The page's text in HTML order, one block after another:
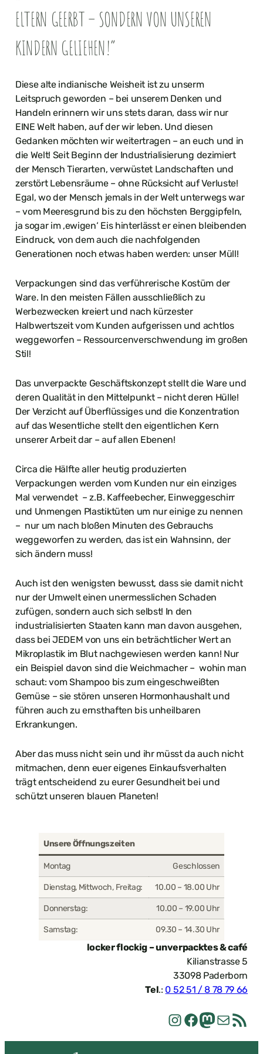
ELTERN GEERBT – SONDERN VON UNSEREN
KINDERN GELIEHEN!“
Diese alte indianische Weisheit ist zu unserm
Leitspruch geworden – bei unserem Denken und
Handeln erinnern wir uns stets daran, dass wir nur
EINE Welt haben, auf der wir leben. Und diesen
Gedanken möchten wir weitertragen – an euch und in
die Welt! Seit Beginn der Industrialisierung dezimiert
der Mensch Tierarten, verwüstet Landschaften und
zerstört Lebensräume – ohne Rücksicht auf Verluste!
Egal, wo der Mensch jemals in der Welt unterwegs war
– vom Meeresgrund bis zu den höchsten Berggipfeln,
ja sogar im ‚ewigen‘ Eis hinterlässt er einen bleibenden
Eindruck, von dem auch die nachfolgenden
Generationen noch etwas haben werden: unser Müll!
Verpackungen sind das verführerische Kostüm der
Ware. In den meisten Fällen ausschließlich zu
Werbezwecken kreiert und nach kürzester
Halbwertszeit vom Kunden aufgerissen und achtlos
weggeworfen – Ressourcenverschwendung im großen
Stil!
Das unverpackte Geschäftskonzept stellt die Ware und
deren Qualität in den Mittelpunkt – nicht deren Hülle!
Der Verzicht auf Überflüssiges und die Konzentration
auf das Wesentliche stellt den eigentlichen Kern
unserer Arbeit dar – auf allen Ebenen!
Circa die Hälfte aller heutig produzierten
Verpackungen werden vom Kunden nur ein einziges
Mal verwendet – z.B. Kaffeebecher, Einweggeschirr
und Unmengen Plastiktüten um nur einige zu nennen
– nur um nach bloßen Minuten des Gebrauchs
weggeworfen zu werden, das ist ein Wahnsinn, der
sich ändern muss!
Auch ist den wenigsten bewusst, dass sie damit nicht
nur der Umwelt einen unermesslichen Schaden
zufügen, sondern auch sich selbst! In den
industrialisierten Staaten kann man davon ausgehen,
dass bei JEDEM von uns ein beträchtlicher Wert an
Mikroplastik im Blut nachgewiesen werden kann! Nur
ein Beispiel davon sind die Weichmacher – wohin man
schaut: vom Shampoo bis zum eingeschweißten
Gemüse – sie stören unseren Hormonhaushalt und
führen auch zu ernsthaften bis unheilbaren
Erkrankungen.
Aber das muss nicht sein und ihr müsst da auch nicht
mitmachen, denn euer eigenes Einkaufsverhalten
trägt entscheidend zu eurer Gesundheit bei und
schützt unseren blauen Planeten!
Unsere Öffnungszeiten
Montag Geschlossen
Dienstag, Mittwoch, Freitag: 10.00 – 18.00 Uhr
Donnerstag: 10.00 – 19.00 Uhr
Samstag: 09.30 – 14.30 Uhr
locker flockig – unverpacktes & café
Kilianstrasse 5
33098 Paderborn
Tel.: 0 52 51 / 8 78 79 66
InstagramFacebook Mastodon E-Mail RSS-Feed